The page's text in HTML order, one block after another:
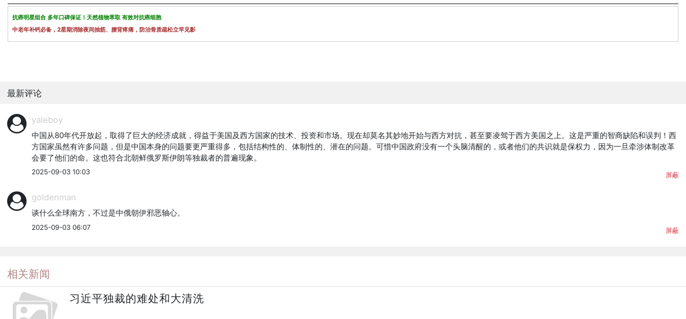
抗癌明星组合 多年口碑保证！天然植物萃取 有效对抗癌细胞
中老年补钙必备，2星期消除夜间抽筋、腰背疼痛，防治骨质疏松立竿见影
最新评论
yaleboy
中国从80年代开放起，取得了巨大的经济成就，得益于美国及西方国家的技术、投资和市场。现在却莫名其妙地开始与西方对抗，甚至要凌驾于西方美国之上。这是严重的智商缺陷和误判！西
方国家虽然有许多问题，但是中国本身的问题要更严重得多，包括结构性的、体制性的、潜在的问题。可惜中国政府没有一个头脑清醒的，或者他们的共识就是保权力，因为一旦牵涉体制改革
会要了他们的命。这也符合北朝鲜俄罗斯伊朗等独裁者的普遍现象。
2025-09-03 10:03 屏蔽
goldenman
谈什么全球南方，不过是中俄朝伊邪恶轴心。
2025-09-03 06:07 屏蔽
相关新闻
习近平独裁的难处和大清洗